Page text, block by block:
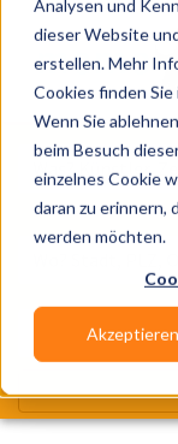
Analysen und
dieser Website
erstellen. Mehr
Cookies finden
Wenn Sie
beim Besuch
einzelnes Cookie
daran zu erinnern,
werden möchten.
Akzeptieren